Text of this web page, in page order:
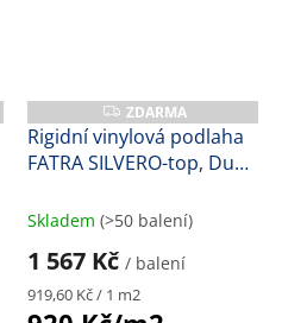
Z
D
A
R
ZDARMA
Rigidní vinylová podlaha
FATRA SILVERO-top, Dub
Skladem (>50 balení)
1 567 Kč / balení
Měrná
cena:
919,60 Kč / 1 m2